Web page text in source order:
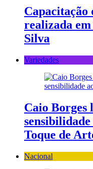
Capacitação
realizada
Silva
Variedades
Caio Borges
Toque de
Nacional